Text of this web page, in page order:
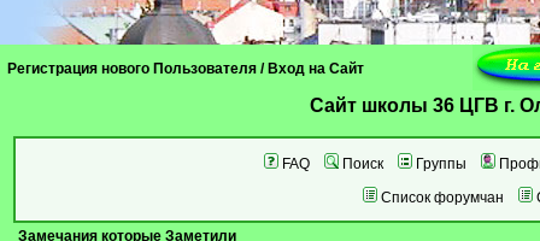
Регистрация нового Пользователя / Вход на Сайт
Cайт школы 36 ЦГВ г.
FAQ Поиск Группы
Список форумчан
Замечания которые Заметили